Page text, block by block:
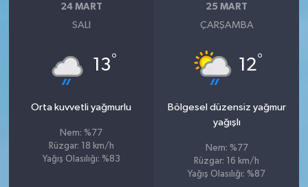
24 MART
SALI
13°
Orta kuvvetli yağmurlu
Nem: %77
Rüzgar: 18 km/h
Yağış Olasılığı: %83
25 MART
ÇARŞAMBA
12°
Bölgesel düzensiz yağmur
yağışlı
Nem: %77
Rüzgar: 16 km/h
Yağış Olasılığı: %87